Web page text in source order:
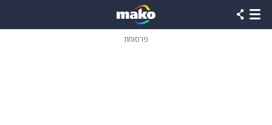
פרסומת